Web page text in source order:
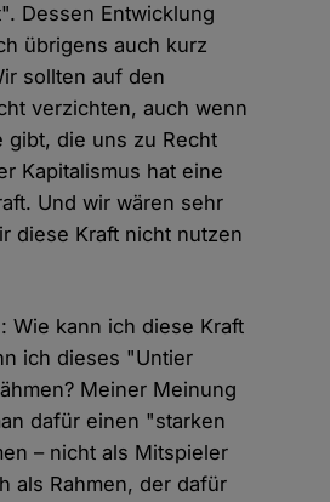
Dessen Entwicklung
übrigens auch kurz
sollten auf den
verzichten, auch wenn
gibt, die uns zu Recht
Kapitalismus hat eine
Und wir wären sehr
diese Kraft nicht nutzen
Wie kann ich diese Kraft
ich dieses "Untier
Meiner Meinung
dafür einen "starken
– nicht als Mitspieler
als Rahmen, der dafür